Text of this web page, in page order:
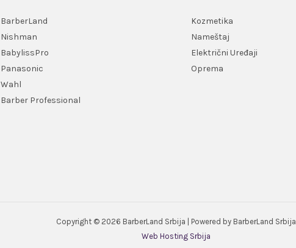
BarberLand
Nishman
BabylissPro
Panasonic
Wahl
Barber Professional
Kozmetika
Nameštaj
Električni Uređaji
Oprema
Copyright © 2026 BarberLand Srbija | Powered by BarberLand Srbija
Web Hosting Srbija